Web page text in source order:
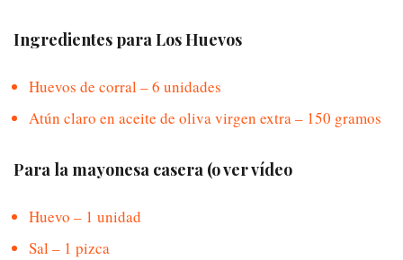
Ingredientes para Los Huevos
Huevos de corral – 6 unidades
Atún claro en aceite de oliva virgen extra – 150 gramos
Para la mayonesa casera (o ver vídeo
Huevo – 1 unidad
Sal – 1 pizca